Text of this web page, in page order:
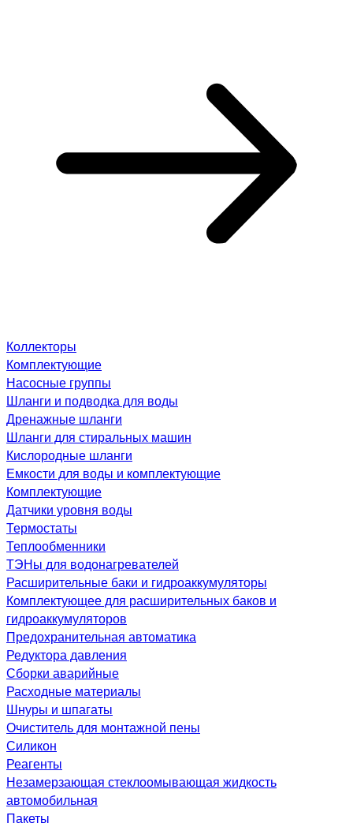
Коллекторы
Комплектующие
Насосные группы
Шланги и подводка для воды
Дренажные шланги
Шланги для стиральных машин
Кислородные шланги
Емкости для воды и комплектующие
Комплектующие
Датчики уровня воды
Термостаты
Теплообменники
ТЭНы для водонагревателей
Расширительные баки и гидроаккумуляторы
Комплектующее для расширительных баков и
гидроаккумуляторов
Предохранительная автоматика
Редуктора давления
Сборки аварийные
Расходные материалы
Шнуры и шпагаты
Очиститель для монтажной пены
Силикон
Реагенты
Незамерзающая стеклоомывающая жидкость
автомобильная
Пакеты